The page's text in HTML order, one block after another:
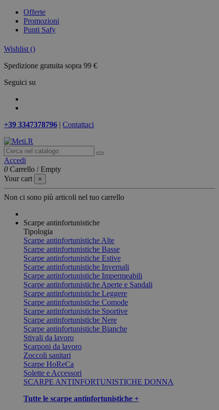
Offerte
Promozioni
Punti Safy
Wishlist ()
Spedizione gratuita sopra 99 €
Seguici su
+39 3347378796 | Contattaci
Accedi
0 Carrello /Empty
Your cart
×
Non ci sono più articoli nel tuo carrello
Scarpe antinfortunistiche
Tipologia
Scarpe antinfortunistiche Alte
Scarpe antinfortunistiche Basse
Scarpe antinfortunistiche Estive
Scarpe antinfortunistiche Invernali
Scarpe antinfortunistiche Impermeabili
Scarpe antinfortunistiche Aperte e Sandali
Scarpe antinfortunistiche Leggere
Scarpe antinfortunistiche Comode
Scarpe antinfortunistiche Sportive
Scarpe antinfortunistiche Nere
Scarpe antinfortunistiche Bianche
Stivali da lavoro
Scarponi da lavoro
Zoccoli sanitari
Scarpe HoReCa
Solette e Accessori
SCARPE ANTINFORTUNISTICHE DONNA
Tutte le scarpe antinfortunistiche +